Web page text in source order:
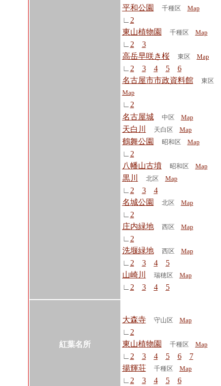
平和公園 千種区 Map
∟ 2
東山植物園
千種区 Map
∟ 2
3
高岳早咲き桜
東区 Map
∟ 2 3 4 5
6
名古屋市市政資料館
東区
Map
∟ 2
名古屋城
中区 Map
天白川 天白区 Map
鶴舞公園 昭和区 Map
∟ 2
八幡山古墳
昭和区 Map
黒川 北区 Map
∟ 2 3
4
名城公園
北区 Map
∟ 2
庄内緑地
西区 Map
∟ 2
洗堰緑地
西区 Map
∟ 2 3 4
5
山崎川
瑞穂区 Map
∟ 2 3 4 5
紅葉名所
大森寺 守山区 Map
∟ 2
東山植物園
千種区 Map
∟ 2 3 4 5 6
7
揚輝荘
千種区 Map
∟ 2 3 4 5
6